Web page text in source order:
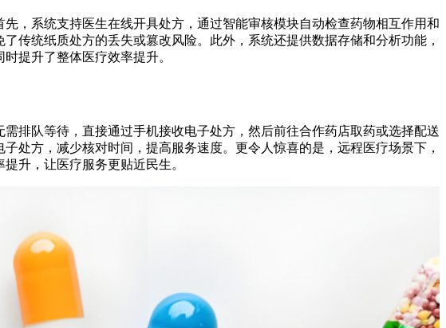
，系统支持医生在线开具处方，通过智能审核模块自动检查药物相互作用和
传统纸质处方的丢失或篡改风险。此外，系统还提供数据存储和分析功能，
提升了整体医疗效率提升。
排队等待，直接通过手机接收电子处方，然后前往合作药店取药或选择配送
处方，减少核对时间，提高服务速度。更令人惊喜的是，远程医疗场景下，
升，让医疗服务更贴近民生。